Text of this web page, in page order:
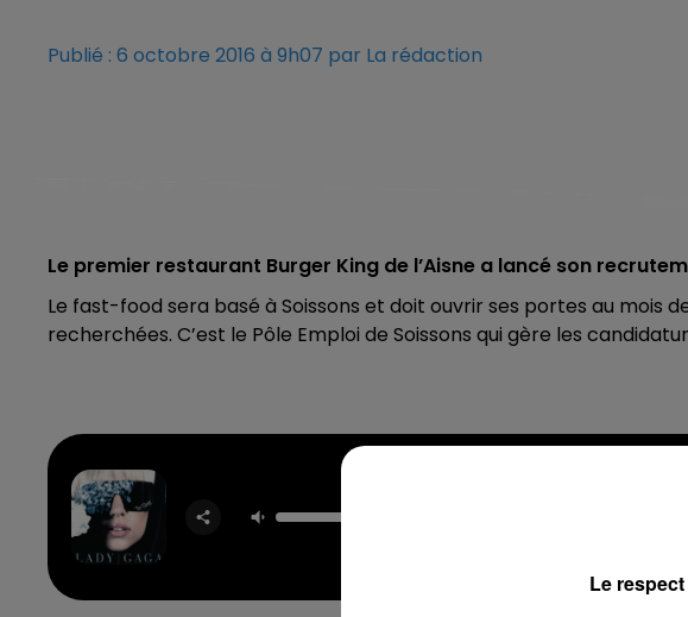
Publié : 6 octobre 2016 à 9h07 par La rédaction
Le premier restaurant Burger King de l’Aisne a lancé son
Le fast-food sera basé à Soissons et doit ouvrir ses portes au mois
recherchées. C’est le Pôle Emploi de Soissons qui gère les
Le